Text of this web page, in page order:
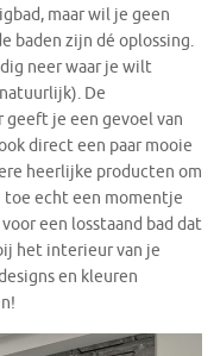
maar wil je geen
baden zijn dé oplossing.
neer waar je wilt
De
geeft je een gevoel van
direct een paar mooie
heerlijke producten om
toe echt een momentje
een losstaand bad dat
het interieur van je
en kleuren